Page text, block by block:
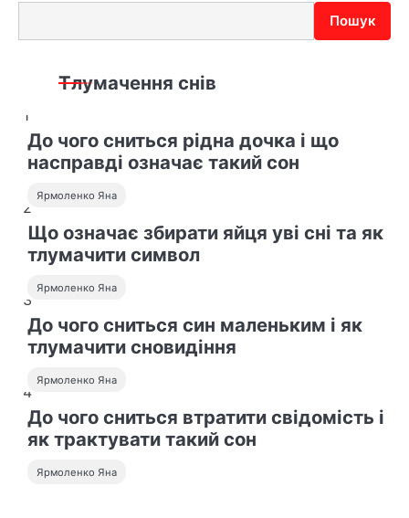
а
ц
я
з
а
и
с
Пошук
Тлумачення снів
1
До чого сниться рідна дочка і що
насправді означає такий сон
Ярмоленко Яна
2
Що означає збирати яйця уві сні та як
тлумачити символ
Ярмоленко Яна
3
До чого сниться син маленьким і як
тлумачити сновидіння
Ярмоленко Яна
4
До чого сниться втратити свідомість і
як трактувати такий сон
Ярмоленко Яна